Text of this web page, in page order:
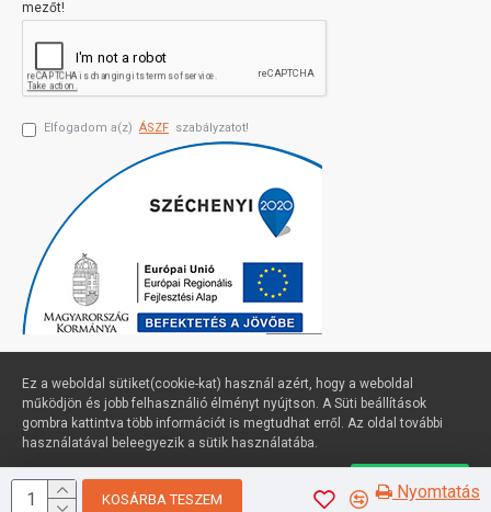
KOSÁRBA TESZEM Nyomtatás
mezőt!
Elfogadom a(z) ÁSZF szabályzatot!
Profimuszaki.hu - exPanda ERP
Ez a weboldal sütiket(cookie-kat) használ azért, hogy a weboldal
működjön és jobb felhasználió élményt nyújtson. A Süti beállítások
gombra kattintva több információt is megtudhat erről. Az oldal további
használatával beleegyezik a sütik használatába.
Süti beállítások Elfogadom